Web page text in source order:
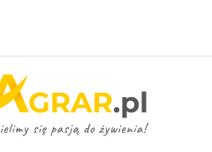
swój e-mail, a raz w tygodniu
najlepsze artykuły!